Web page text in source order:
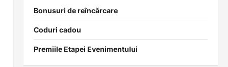
Bonusuri de reîncărcare
Coduri cadou
Premiile Etapei Evenimentului